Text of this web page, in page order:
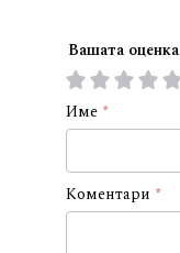
Вашата оценка
1
star
2
3
4
Име
Коментари